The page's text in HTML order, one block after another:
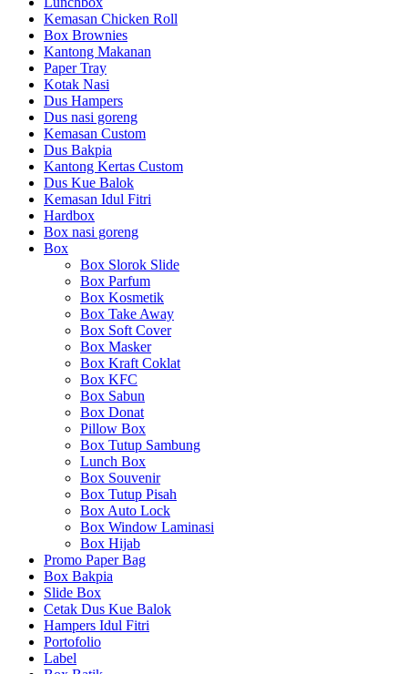
Kemasan Chicken Roll
Box Brownies
Kantong Makanan
Paper Tray
Kotak Nasi
Dus Hampers
Dus nasi goreng
Kemasan Custom
Dus Bakpia
Kantong Kertas Custom
Dus Kue Balok
Kemasan Idul Fitri
Hardbox
Box nasi goreng
Box
Box Slorok Slide
Box Parfum
Box Kosmetik
Box Take Away
Box Soft Cover
Box Masker
Box Kraft Coklat
Box KFC
Box Sabun
Box Donat
Pillow Box
Box Tutup Sambung
Lunch Box
Box Souvenir
Box Tutup Pisah
Box Auto Lock
Box Window Laminasi
Box Hijab
Promo Paper Bag
Box Bakpia
Slide Box
Cetak Dus Kue Balok
Hampers Idul Fitri
Portofolio
Label